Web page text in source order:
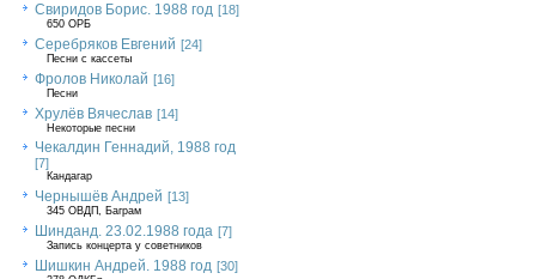
Свиридов Борис. 1988 год [18]
650 ОРБ
Серебряков Евгений [24]
Песни с кассеты
Фролов Николай [16]
Песни
Хрулёв Вячеслав [14]
Некоторые песни
Чекалдин Геннадий, 1988 год
[7]
Кандагар
Чернышёв Андрей [13]
345 ОВДП, Баграм
Шинданд. 23.02.1988 года [7]
Запись концерта у советников
Шишкин Андрей. 1988 год [30]